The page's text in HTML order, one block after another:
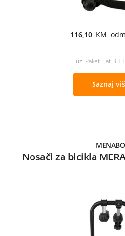
116,10 KM
uz Paket Flat BH
Saznaj
MENABO
Nosači za bicikla